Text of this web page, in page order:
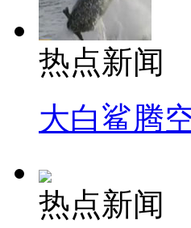
热点新闻
大白鲨腾
热点新闻